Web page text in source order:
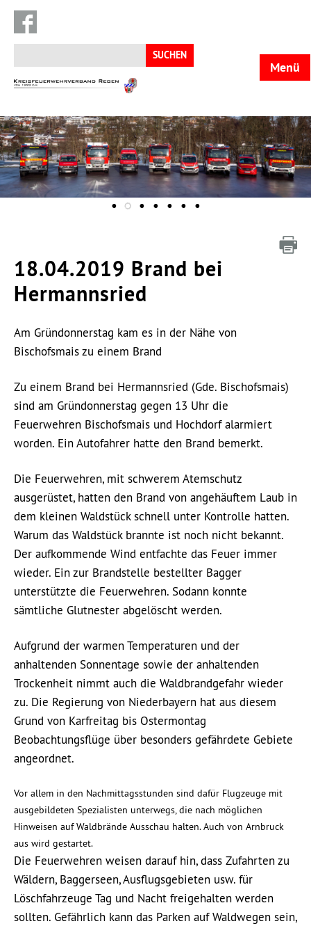
Suchen
nach:
KFV
Menü
18.04.2019 Brand bei
Hermannsried
Am Gründonnerstag kam es in der Nähe von
Bischofsmais zu einem Brand
Zu einem Brand bei Hermannsried (Gde. Bischofsmais)
sind am Gründonnerstag gegen 13 Uhr die
Feuerwehren Bischofsmais und Hochdorf alarmiert
worden. Ein Autofahrer hatte den Brand bemerkt.
Die Feuerwehren, mit schwerem Atemschutz
ausgerüstet, hatten den Brand von angehäuftem Laub in
dem kleinen Waldstück schnell unter Kontrolle hatten.
Warum das Waldstück brannte ist noch nicht bekannt.
Der aufkommende Wind entfachte das Feuer immer
wieder. Ein zur Brandstelle bestellter Bagger
unterstützte die Feuerwehren. Sodann konnte
sämtliche Glutnester abgelöscht werden.
Aufgrund der warmen Temperaturen und der
anhaltenden Sonnentage sowie der anhaltenden
Trockenheit nimmt auch die Waldbrandgefahr wieder
zu. Die Regierung von Niederbayern hat aus diesem
Grund von Karfreitag bis Ostermontag
Beobachtungsflüge über besonders gefährdete Gebiete
angeordnet.
Vor allem in den Nachmittagsstunden sind dafür Flugzeuge mit
ausgebildeten Spezialisten unterwegs, die nach möglichen
Hinweisen auf Waldbrände Ausschau halten. Auch von Arnbruck
aus wird gestartet.
Die Feuerwehren weisen darauf hin, dass Zufahrten zu
Wäldern, Baggerseen, Ausflugsgebieten usw. für
Löschfahrzeuge Tag und Nacht freigehalten werden
sollten. Gefährlich kann das Parken auf Waldwegen sein,